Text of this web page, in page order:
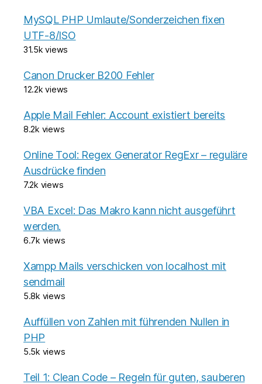
MySQL PHP Umlaute/Sonderzeichen fixen
UTF-8/ISO
31.5k views
Canon Drucker B200 Fehler
12.2k views
Apple Mail Fehler: Account existiert bereits
8.2k views
Online Tool: Regex Generator RegExr – reguläre
Ausdrücke finden
7.2k views
VBA Excel: Das Makro kann nicht ausgeführt
werden.
6.7k views
Xampp Mails verschicken von localhost mit
sendmail
5.8k views
Auffüllen von Zahlen mit führenden Nullen in
PHP
5.5k views
Teil 1: Clean Code – Regeln für guten, sauberen